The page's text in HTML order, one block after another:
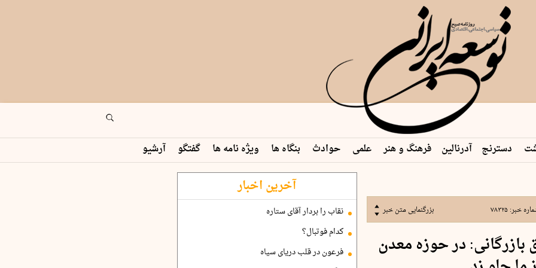
دسترنج آدرنالین فرهنگ و هنر علمی حوادث بنگاه ها ویژه نامه ها گفتگو آرشیو
خبر:۷۸۳۲۵ بزرگنمایی متن خبر
در حوزه معدن
آخرین اخبار
نقاب را بردار آقای ستاره
کدام فوتبال؟
فرعون در قلب دریای سیاه